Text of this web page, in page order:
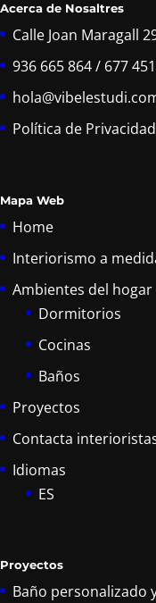
Acerca de Nosaltres
Calle Joan Maragall
936 665 864 / 677
Política de Privacidad
Mapa Web
Home
Interiorismo a
Ambientes del hogar
Dormitorios
Cocinas
Baños
Proyectos
Contacta
Idiomas
ES
Proyectos
Baño personalizado